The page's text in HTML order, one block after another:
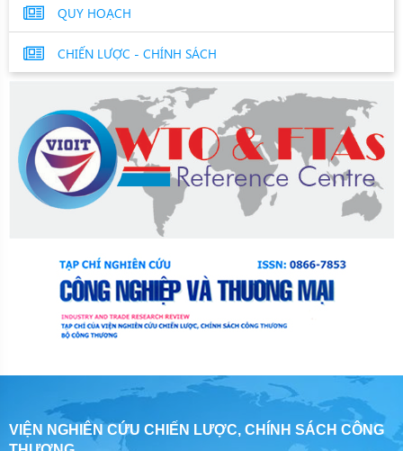
QUY HOẠCH
CHIẾN LƯỢC - CHÍNH SÁCH
VIỆN NGHIÊN CỨU CHIẾN LƯỢC, CHÍNH SÁCH CÔNG